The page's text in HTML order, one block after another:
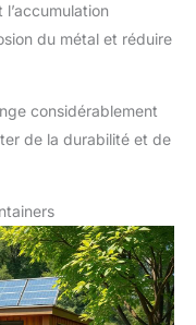
du métal et réduire
considérablement
de la durabilité et de